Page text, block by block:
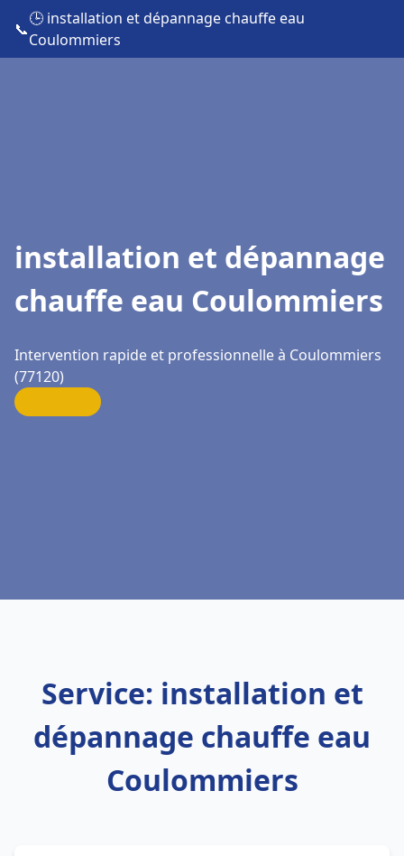
📞
🕒 installation et dépannage chauffe eau
Coulommiers
installation et dépannage
chauffe eau Coulommiers
Intervention rapide et professionnelle à Coulommiers
(77120)
Service: installation et
dépannage chauffe eau
Coulommiers